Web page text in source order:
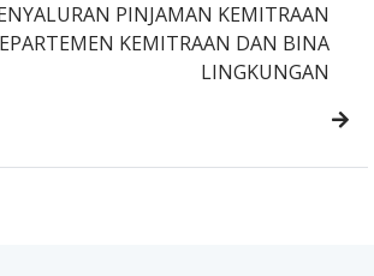
PINJAMAN KEMITRAAN
KEMITRAAN DAN BINA
LINGKUNGAN